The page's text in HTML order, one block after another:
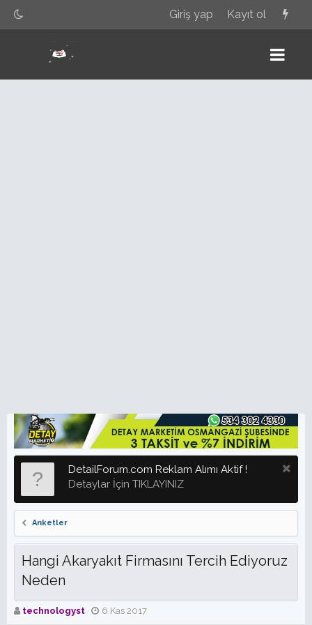
Giriş yap Kayıt ol
DetailForum.com Reklam Alımı Aktif !
Detaylar İçin TIKLAYINIZ
Anketler
Hangi Akaryakıt Firmasını Tercih Ediyoruz
Neden
K
o
technologyst
B
a
6 Kas 2017